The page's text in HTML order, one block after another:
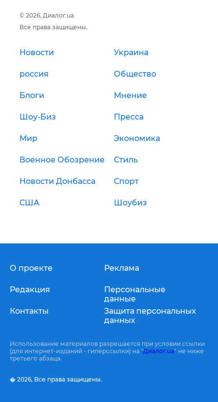
© 2026, Диалог.ua
Все права защищены.
Новости Украина
россия Общество
Блоги Мнение
Шоу-Биз Пресса
Мир Экономика
Военное Обозрение Стиль
Новости Донбасса Спорт
США Шоубиз
О проекте
Редакция
Контакты
Реклама
Персональные
данные
Защита персональных
данных
Использование материалов разрешается при условии ссылки
(для интернет-изданий - гиперссылки) на "Диалог.ua" не ниже
третьего абзаца.
� 2026, Все права защищены.